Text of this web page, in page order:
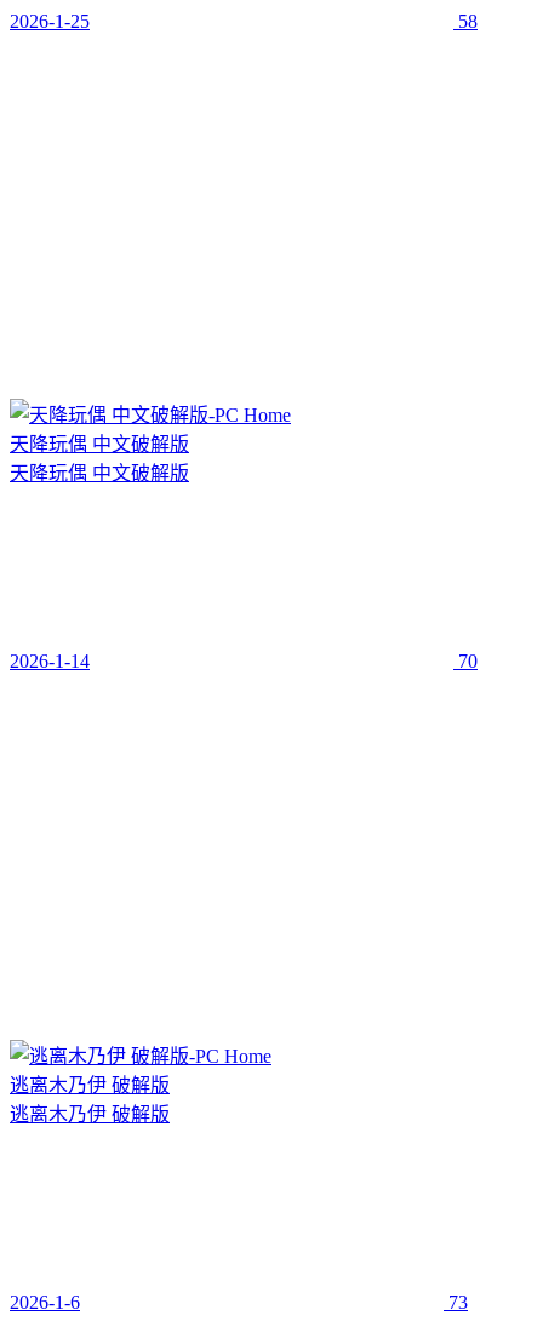
2026-1-25 58
天降玩偶 中文破解版
天降玩偶 中文破解版
2026-1-14 70
逃离木乃伊 破解版
逃离木乃伊 破解版
2026-1-6 73